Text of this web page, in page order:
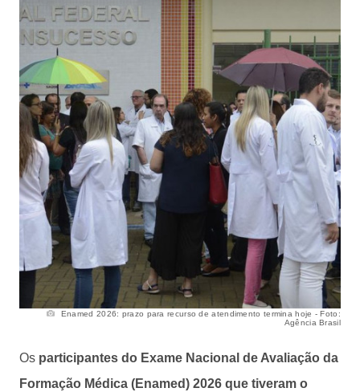
Enamed 2026: prazo para recurso de atendimento termina hoje - Foto:
Agência Brasil
Os participantes do Exame Nacional de Avaliação da
Formação Médica (Enamed) 2026 que tiveram o